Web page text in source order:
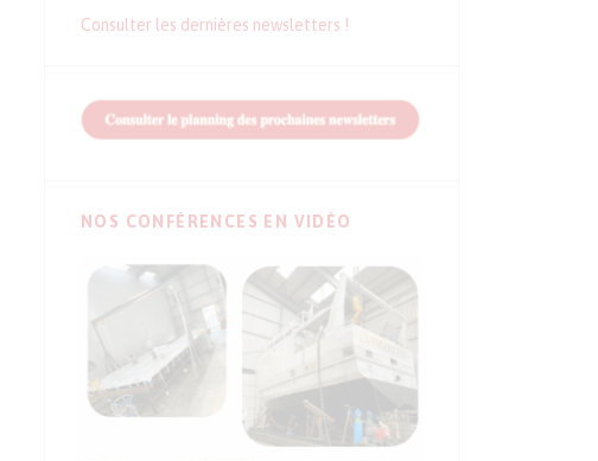
Consulter les dernières newsletters !
NOS CONFÉRENCES EN VIDÉO